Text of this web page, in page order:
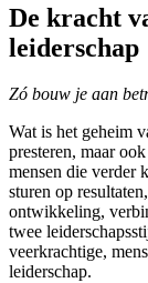
De kracht
leiderschap
Zó bouw je aan
Wat is het geheim
presteren, maar
mensen die verder
sturen op
ontwikkeling,
twee
veerkrachtige,
leiderschap.